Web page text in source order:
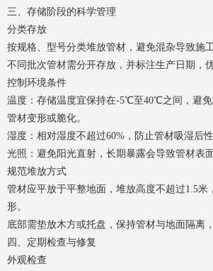
三、存储阶段的科学管理
分类存放
按规格、型号分类堆放管材，避免混杂导致施
不同批次管材需分开存放，并标注生产日期，
控制环境条件
温度：存储温度宜保持在-5℃至40℃之间，避
管材变形或脆化。
湿度：相对湿度不超过60%，防止管材吸湿后性
光照：避免阳光直射，长期暴露会导致管材表
规范堆放方式
管材应平放于平整地面，堆放高度不超过1.5米
形。
底部需垫放木方或托盘，保持管材与地面隔离
四、定期检查与修复
外观检查